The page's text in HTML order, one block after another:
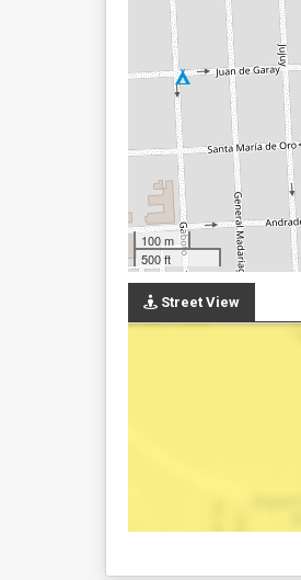
100 m
500 ft
Street View